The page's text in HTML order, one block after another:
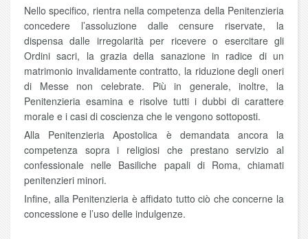
Nello specifico, rientra nella competenza della Penitenzieria
concedere l’assoluzione dalle censure riservate, la
dispensa dalle irregolarità per ricevere o esercitare gli
Ordini sacri, la grazia della sanazione in radice di un
matrimonio invalidamente contratto, la riduzione degli oneri
di Messe non celebrate. Più in generale, inoltre, la
Penitenzieria esamina e risolve tutti i dubbi di carattere
morale e i casi di coscienza che le vengono sottoposti.
Alla Penitenzieria Apostolica è demandata ancora la
competenza sopra i religiosi che prestano servizio al
confessionale nelle Basiliche papali di Roma, chiamati
penitenzieri minori.
Infine, alla Penitenzieria è affidato tutto ciò che concerne la
concessione e l’uso delle indulgenze.